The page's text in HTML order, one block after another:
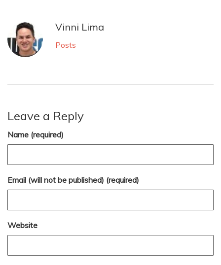
Vinni Lima
Posts
Leave a Reply
Name (required)
Email (will not be published) (required)
Website